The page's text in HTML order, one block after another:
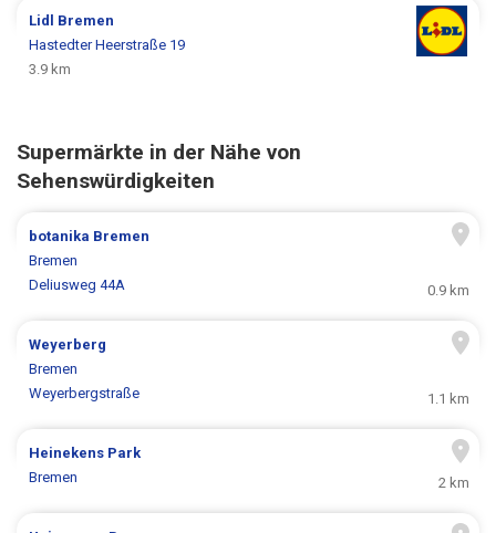
Lidl Bremen
Hastedter Heerstraße 19
3.9 km
Supermärkte in der Nähe von
Sehenswürdigkeiten
botanika Bremen
Bremen
Deliusweg 44A
0.9 km
Weyerberg
Bremen
Weyerbergstraße
1.1 km
Heinekens Park
Bremen
2 km